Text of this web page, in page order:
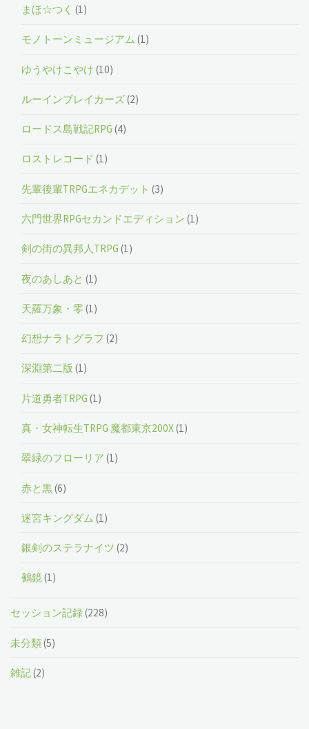
まほ☆つく (1)
モノトーンミュージアム (1)
ゆうやけこやけ (10)
ルーインブレイカーズ(2)
ロードス島戦記RPG (4)
ロストレコード (1)
先輩後輩TRPGエネカデット (3)
六門世界RPGセカンドエディション (1)
剣の街の異邦人TRPG (1)
夜のあしあと (1)
天羅万象・零 (1)
幻想ナラトグラフ (2)
深淵第二版 (1)
片道勇者TRPG (1)
真・女神転生TRPG 魔都東京200X(1)
翠緑のフローリア (1)
赤と黒(6)
迷宮キングダム (1)
銀剣のステラナイツ (2)
鵺鏡(1)
セッション記録(228)
未分類(5)
雑記(2)